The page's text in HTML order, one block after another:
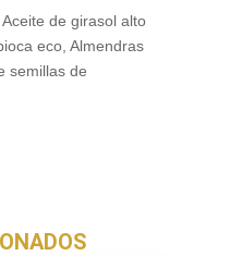
de girasol alto
eco, Almendras
semillas de